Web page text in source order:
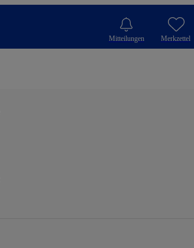
Mitteilungen Merkzettel